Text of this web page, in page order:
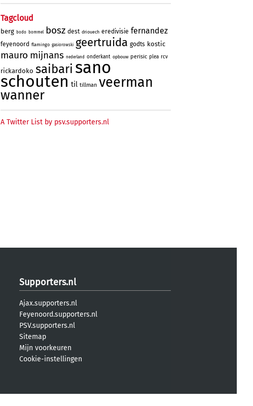
Tagcloud
berg bodo bommel bosz dest driouech eredivisie fernandez
feyenoord flamingo gasiorowski geertruida godts kostic
mauro mijnans nederland onderkant opbouw perisic plea rcv
rickardoko saibari sano
schouten til tillman veerman
wanner
A Twitter List by psv.supporters.nl
Supporters.nl
Ajax.supporters.nl
Feyenoord.supporters.nl
PSV.supporters.nl
Sitemap
Mijn voorkeuren
Cookie-instellingen